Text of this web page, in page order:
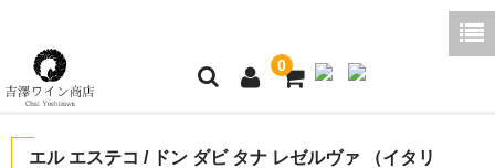
0
エル エステコ / ドン ダビ タナ レゼルヴァ （イタリ